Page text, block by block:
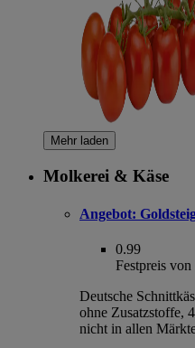
Mehr laden
Molkerei & Käse
Angebot:
0.99
Festpreis
Deutsche
ohne Zusatzstoffe,
nicht in allen